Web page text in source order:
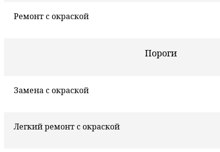
Ремонт с окраской
Пороги
Замена с окраской
Легкий ремонт с окраской